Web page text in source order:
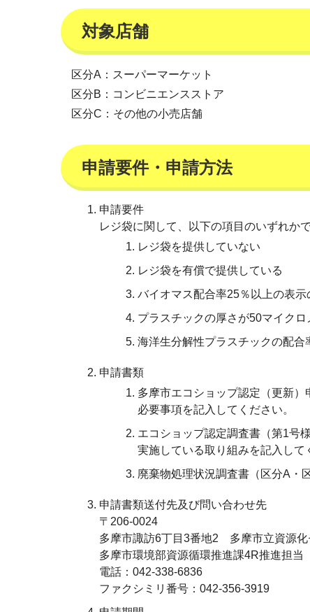
対象店舗
区分A：スーパーマーケット
区分B：コンビニエンスストア
区分C：その他の小売店舗
申請要件・申請方法
申請要件
レジ袋に関して、以下の項目のいずれか
レジ袋を提供していない
レジ袋を有償で提供している
バイオマス配合率25％以上の表
プラスチックの厚さが50マイク
海洋生分解性プラスチックの配
申請書類
多摩市エコショップ認定（更新）
必要事項を記入してください。
エコショップ認定調査書（第1号
実施している取り組みを記入して
廃棄物処理状況調査書（区分A・
申請書類送付先及び問い合わせ先
〒206-0024
多摩市諏訪6丁目3番地2 多摩市立資源化
多摩市環境部資源循環推進課4R推進担当
電話：042-338-6836
ファクシミリ番号：042-356-3919